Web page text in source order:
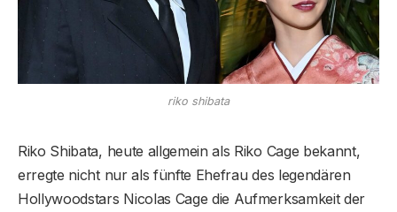
riko shibata
Riko Shibata, heute allgemein als Riko Cage bekannt,
erregte nicht nur als fünfte Ehefrau des legendären
Hollywoodstars Nicolas Cage die Aufmerksamkeit der